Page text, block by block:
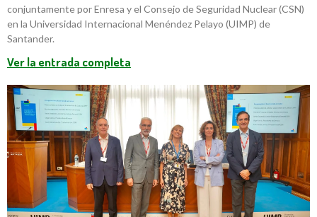
conjuntamente por Enresa y el Consejo de Seguridad Nuclear (CSN)
en la Universidad Internacional Menéndez Pelayo (UIMP) de
Santander.
Ver la entrada completa